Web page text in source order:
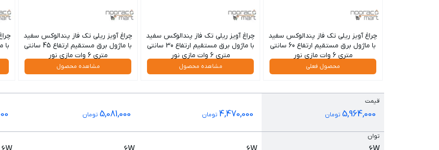
چراغ آویز ریلی تک فاز پندالوکس سفید
با ماژول برق مستقیم ارتفاع 60 سانتی
متری 6 وات مازی نور
محصول فعلی
چراغ آویز ریلی تک فاز پندالوکس سفید
با ماژول برق مستقیم ارتفاع 30 سانتی
متری 6 وات مازی نور
مشاهده محصول
چراغ آویز ریلی تک فاز پندالوکس سفید
با ماژول برق مستقیم ارتفاع 45 سانتی
متری 6 وات مازی نور
مشاهده محصول
قیمت
5,964,000 تومان 4,470,000 تومان 5,081,000 تومان
توان